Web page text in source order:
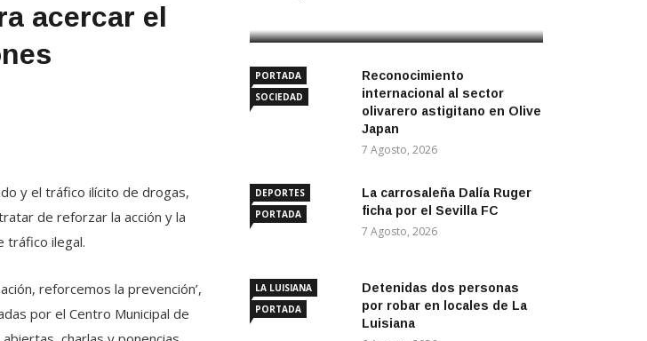
acercar el
y el tráfico ilícito de drogas,
de reforzar la acción y la
tráfico ilegal.
reforcemos la prevención’,
por el Centro Municipal de
PORTADA
SOCIEDAD
Reconocimiento
internacional al sector
olivarero astigitano en Olive
Japan
7 Agosto, 2026
DEPORTES
PORTADA
La carrosaleña Dalía Ruger
ficha por el Sevilla FC
7 Agosto, 2026
LA LUISIANA
PORTADA
Detenidas dos personas
por robar en locales de La
Luisiana